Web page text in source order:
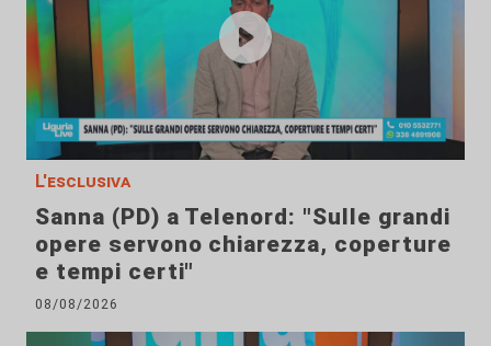
L'esclusiva
Sanna (PD) a Telenord: "Sulle grandi
opere servono chiarezza, coperture
e tempi certi"
08/08/2026